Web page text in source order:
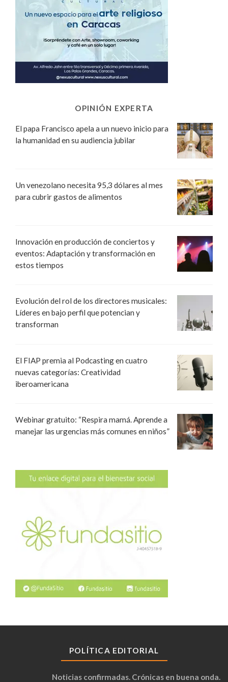
OPINIÓN EXPERTA
El papa Francisco apela a un nuevo inicio para
la humanidad en su audiencia jubilar
Un venezolano necesita 95,3 dólares al mes
para cubrir gastos de alimentos
Innovación en producción de conciertos y
eventos: Adaptación y transformación en
estos tiempos
Evolución del rol de los directores musicales:
Líderes en bajo perfil que potencian y
transforman
El FIAP premia al Podcasting en cuatro
nuevas categorías: Creatividad
iberoamericana
Webinar gratuito: “Respira mamá. Aprende a
manejar las urgencias más comunes en niños”
POLÍTICA EDITORIAL
Noticias confirmadas. Crónicas en buena onda.